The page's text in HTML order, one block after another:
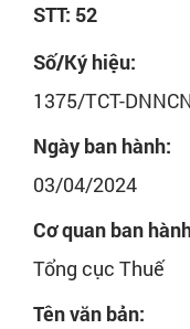
STT: 52
Số/Ký hiệu:
1375/TCT-
Ngày ban hành:
03/04/2024
Cơ quan ban
Tổng cục Thuế
Tên văn bản: